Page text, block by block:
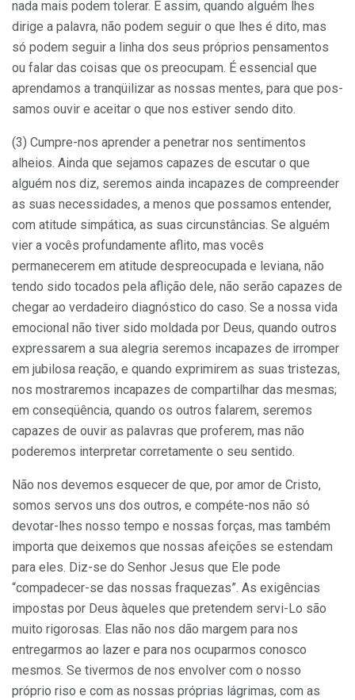
nada mais podem tolerar. E assim, quando alguém lhes
dirige a palavra, não podem seguir o que lhes é dito, mas
só podem seguir a linha dos seus próprios pensamentos
ou falar das coisas que os preocupam. É essencial que
apren­damos a tranqüilizar as nossas mentes, para que pos­
samos ouvir e aceitar o que nos estiver sendo dito.
(3) Cumpre-nos aprender a penetrar nos senti­mentos
alheios. Ainda que sejamos capazes de escutar o que
alguém nos diz, seremos ainda incapazes de com­preender
as suas necessidades, a menos que possamos entender,
com atitude simpática, as suas circunstâncias. Se alguém
vier a vocês profundamente aflito, mas vocês
permanecerem em atitude despreocupada e leviana, não
tendo sido tocados pela aflição dele, não serão capazes de
chegar ao verdadeiro diagnóstico do caso. Se a nossa vida
emocional não tiver sido moldada por Deus, quando outros
expressarem a sua alegria seremos incapazes de irromper
em jubilosa reação, e quando exprimirem as suas tristezas,
nos mostraremos incapazes de comparti­lhar das mesmas;
em conseqüência, quando os outros falarem, seremos
capazes de ouvir as palavras que proferem, mas não
poderemos interpretar corretamente o seu sentido.
Não nos devemos esquecer de que, por amor de Cristo,
somos servos uns dos outros, e compéte-nos não só
devotar-lhes nosso tempo e nossas forças, mas também
importa que deixemos que nossas afeições se estendam
para eles. Diz-se do Senhor Jesus que Ele pode
“compadecer-se das nossas fraquezas”. As exigências
impostas por Deus àqueles que pretendem servi-Lo são
muito rigorosas. Elas não nos dão margem para nos
entregarmos ao lazer e para nos ocuparmos conosco
mesmos. Se tivermos de nos envolver com o nosso
próprio riso e com as nossas próprias lágrimas, com as